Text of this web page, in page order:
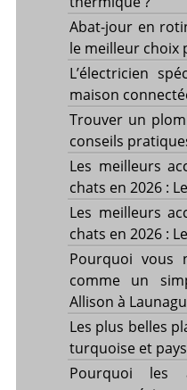
Abat-jour en
le meilleur choix
L’électricien
maison
Trouver un
conseils
Les meilleurs
chats en 2026 :
Les meilleurs
chats en 2026 :
Pourquoi vous
comme un
Allison à
Les plus belles
turquoise et
Pourquoi les